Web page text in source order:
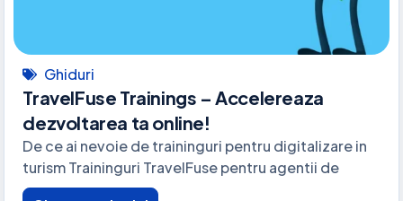
Ghiduri
TravelFuse Trainings – Accelereaza
dezvoltarea ta online!
De ce ai nevoie de traininguri pentru digitalizare in
turism Traininguri TravelFuse pentru agentii de